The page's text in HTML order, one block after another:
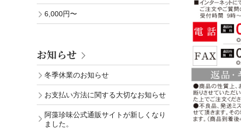
6,000円〜
お知らせ
冬季休業のお知らせ
お支払い方法に関する大切なお知らせ
阿藻珍味公式通販サイトが新しくなり
ました。